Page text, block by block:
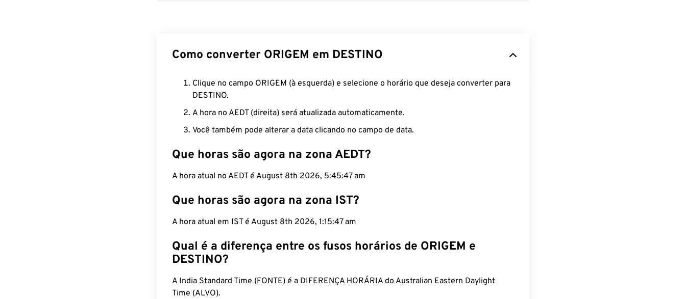
Como converter ORIGEM em DESTINO
Clique no campo ORIGEM (à esquerda) e selecione o horário que deseja converter para
DESTINO.
A hora no AEDT (direita) será atualizada automaticamente.
Você também pode alterar a data clicando no campo de data.
Que horas são agora na zona AEDT?
A hora atual no AEDT é August 8th 2026, 5:45:47 am
Que horas são agora na zona IST?
A hora atual em IST é August 8th 2026, 1:15:47 am
Qual é a diferença entre os fusos horários de ORIGEM e
DESTINO?
A India Standard Time (FONTE) é a DIFERENÇA HORÁRIA do Australian Eastern Daylight
Time (ALVO).